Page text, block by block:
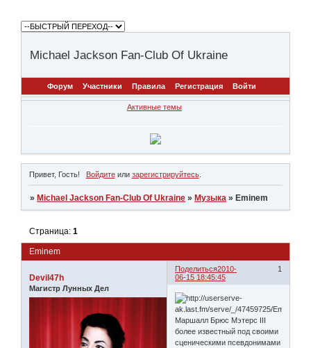
Michael Jackson Fan-Club Of Ukraine
Форум Участники Правила Регистрация Войти
Активные темы
Привет, Гость! Войдитеили зарегистрируйтесь.
» Michael Jackson Fan-Club Of Ukraine » Музыка » Eminem
Eminem
Страница:1
Поделиться 1
2010-
06-15 18:45:45
Devil47h
Магистр Лунных Дел
Маршалл Брюс Мэтерс III
более известный под своими
сценическими псевдонимами